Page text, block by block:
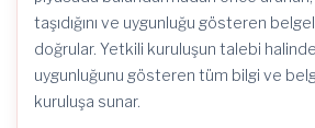
taşıdığını ve uygunluğu gösteren
doğrular. Yetkili kuruluşun talebi
uygunluğunu gösteren tüm bilgi ve
kuruluşa sunar.